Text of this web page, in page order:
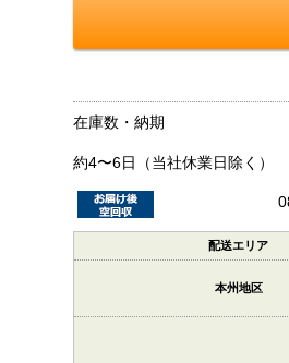
在庫数・納期
約4〜6日（当社休業日除く）
配送エリア
本州地区